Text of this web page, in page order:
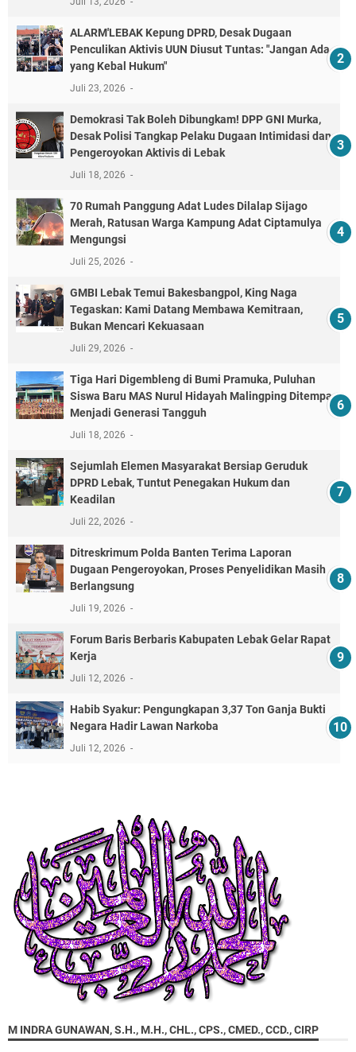
ALARM'LEBAK Kepung DPRD, Desak Dugaan
Penculikan Aktivis UUN Diusut Tuntas: "Jangan Ada
yang Kebal Hukum"
Juli 23, 2026
Demokrasi Tak Boleh Dibungkam! DPP GNI Murka,
Desak Polisi Tangkap Pelaku Dugaan Intimidasi dan
Pengeroyokan Aktivis di Lebak
Juli 18, 2026
70 Rumah Panggung Adat Ludes Dilalap Sijago
Merah, Ratusan Warga Kampung Adat Ciptamulya
Mengungsi
Juli 25, 2026
GMBI Lebak Temui Bakesbangpol, King Naga
Tegaskan: Kami Datang Membawa Kemitraan,
Bukan Mencari Kekuasaan
Juli 29, 2026
Tiga Hari Digembleng di Bumi Pramuka, Puluhan
Siswa Baru MAS Nurul Hidayah Malingping Ditempa
Menjadi Generasi Tangguh
Juli 18, 2026
Sejumlah Elemen Masyarakat Bersiap Geruduk
DPRD Lebak, Tuntut Penegakan Hukum dan
Keadilan
Juli 22, 2026
Ditreskrimum Polda Banten Terima Laporan
Dugaan Pengeroyokan, Proses Penyelidikan Masih
Berlangsung
Juli 19, 2026
Forum Baris Berbaris Kabupaten Lebak Gelar Rapat
Kerja
Juli 12, 2026
​Habib Syakur: Pengungkapan 3,37 Ton Ganja Bukti
Negara Hadir Lawan Narkoba
Juli 12, 2026
M INDRA GUNAWAN, S.H., M.H., CHL., CPS., CMED., CCD., CIRP